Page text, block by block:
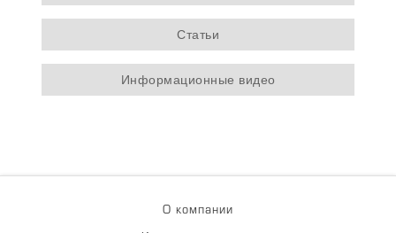
Статьи
Информационные видео
О компании